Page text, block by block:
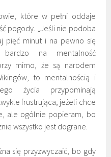
które w pełni oddaje
pogody. „Jeśli nie podoba
pięć minut i na pewno się
na mentalność
mimo, że są narodem
to mentalnością i
życia przypominają
frustrująca, jeżeli chce
ale ogólnie popieram, bo
wszystko jest dograne.
się przyzwyczaić, bo gdy